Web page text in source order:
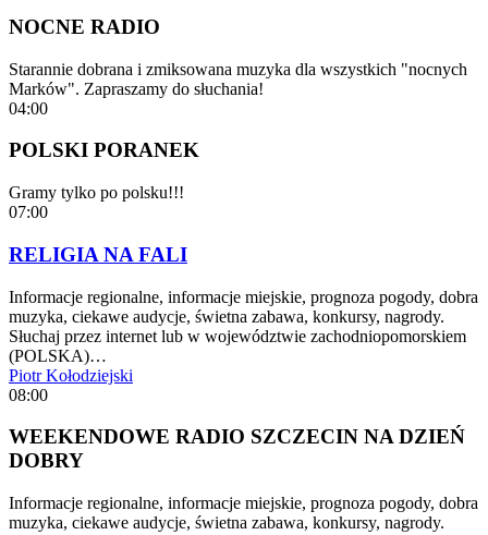
NOCNE RADIO
Starannie dobrana i zmiksowana muzyka dla wszystkich "nocnych
Marków". Zapraszamy do słuchania!
04:00
POLSKI PORANEK
Gramy tylko po polsku!!!
07:00
RELIGIA NA FALI
Informacje regionalne, informacje miejskie, prognoza pogody, dobra
muzyka, ciekawe audycje, świetna zabawa, konkursy, nagrody.
Słuchaj przez internet lub w województwie zachodniopomorskiem
(POLSKA)…
Piotr Kołodziejski
08:00
WEEKENDOWE RADIO SZCZECIN NA DZIEŃ
DOBRY
Informacje regionalne, informacje miejskie, prognoza pogody, dobra
muzyka, ciekawe audycje, świetna zabawa, konkursy, nagrody.